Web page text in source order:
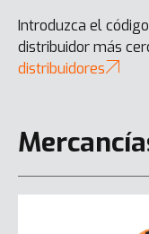
Introduzca el
distribuidor más
distribuidores